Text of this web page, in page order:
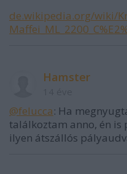
de.wikipedia.org/wiki/
Hamster
@felucca: Ha
találkoztam anno, én is
ilyen átszállós